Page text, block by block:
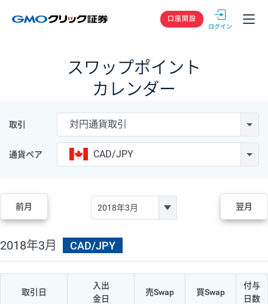
GMOクリック
口座開設
スワップポイント
カレンダー
取引 対円通貨取引
通貨ペア CAD/JPY
前月 翌月
2018年3月 CAD/JPY
取引日
入出
金日
売Swap 買Swap
付与
日数